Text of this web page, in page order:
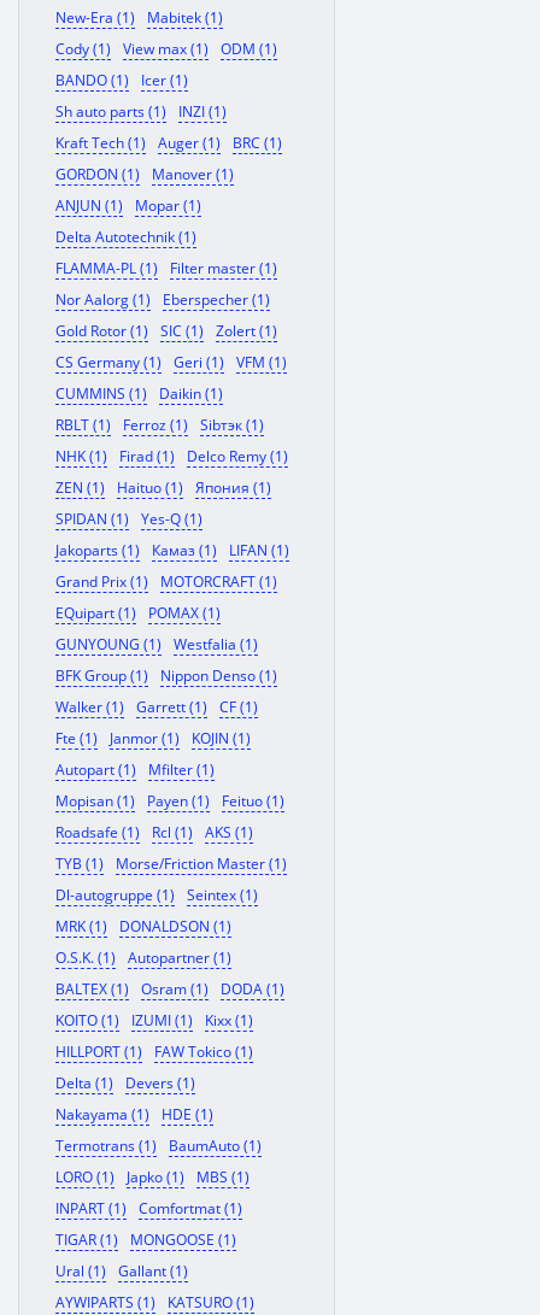
New-Era (1)
Mabitek (1)
Cody (1)
View max (1)
ODM (1)
BANDO (1)
Icer (1)
Sh auto parts (1)
INZI (1)
Kraft Tech (1)
Auger (1)
BRC (1)
GORDON (1)
Manover (1)
ANJUN (1)
Mopar (1)
Delta Autotechnik (1)
FLAMMA-PL (1)
Filter master (1)
Nor Aalorg (1)
Eberspecher (1)
Gold Rotor (1)
SIC (1)
Zolert (1)
CS Germany (1)
Geri (1)
VFM (1)
CUMMINS (1)
Daikin (1)
RBLT (1)
Ferroz (1)
Sibтэк (1)
NHK (1)
Firad (1)
Delco Remy (1)
ZEN (1)
Haituo (1)
Япония (1)
SPIDAN (1)
Yes-Q (1)
Jakoparts (1)
Камаз (1)
LIFAN (1)
Grand Prix (1)
MOTORCRAFT (1)
EQuipart (1)
POMAX (1)
GUNYOUNG (1)
Westfalia (1)
BFK Group (1)
Nippon Denso (1)
Walker (1)
Garrett (1)
CF (1)
Fte (1)
Janmor (1)
KOJIN (1)
Autopart (1)
Mfilter (1)
Mopisan (1)
Payen (1)
Feituo (1)
Roadsafe (1)
Rcl (1)
AKS (1)
TYB (1)
Morse/Friction Master (1)
Dl-autogruppe (1)
Seintex (1)
MRK (1)
DONALDSON (1)
O.S.K. (1)
Autopartner (1)
BALTEX (1)
Osram (1)
DODA (1)
KOITO (1)
IZUMI (1)
Kixx (1)
HILLPORT (1)
FAW Tokico (1)
Delta (1)
Devers (1)
Nakayama (1)
HDE (1)
Termotrans (1)
BaumAuto (1)
LORO (1)
Japko (1)
MBS (1)
INPART (1)
Comfortmat (1)
TIGAR (1)
MONGOOSE (1)
Ural (1)
Gallant (1)
AYWIPARTS (1)
KATSURO (1)